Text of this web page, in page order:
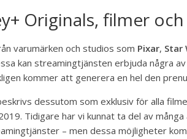
Originals, filmer
varumärken och studios som Pixar, Star
kan streamingtjänsten erbjuda några
kommer att generera en hel den
dessutom som exklusiv för alla
Tidigare har vi kunnat ta del av
– men dessa möjligheter